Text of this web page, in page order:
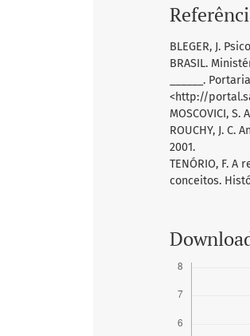
BLEGER, J.
BRASIL.
______.
<http://
MOSCOVICI,
ROUCHY, J.
2001.
TENÓRIO, F.
conceitos.